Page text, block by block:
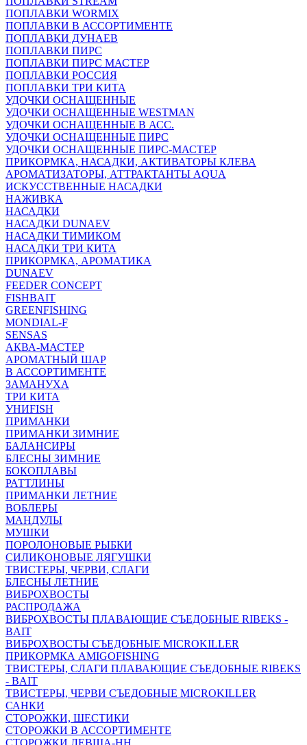
ПОПЛАВКИ WORMIX
ПОПЛАВКИ В АССОРТИМЕНТЕ
ПОПЛАВКИ ДУНАЕВ
ПОПЛАВКИ ПИРС
ПОПЛАВКИ ПИРС МАСТЕР
ПОПЛАВКИ РОССИЯ
ПОПЛАВКИ ТРИ КИТА
УДОЧКИ ОСНАЩЕННЫЕ
УДОЧКИ ОСНАЩЕННЫЕ WESTMAN
УДОЧКИ ОСНАЩЕННЫЕ В АСС.
УДОЧКИ ОСНАЩЕННЫЕ ПИРС
УДОЧКИ ОСНАЩЕННЫЕ ПИРС-МАСТЕР
ПРИКОРМКА, НАСАДКИ, АКТИВАТОРЫ КЛЕВА
АРОМАТИЗАТОРЫ, АТТРАКТАНТЫ AQUA
ИСКУССТВЕННЫЕ НАСАДКИ
НАЖИВКА
НАСАДКИ
НАСАДКИ DUNAEV
НАСАДКИ ТИМИКОМ
НАСАДКИ ТРИ КИТА
ПРИКОРМКА, АРОМАТИКА
DUNAEV
FEEDER CONCEPT
FISHBAIT
GREENFISHING
MONDIAL-F
SENSAS
АКВА-МАСТЕР
АРОМАТНЫЙ ШАР
В АССОРТИМЕНТЕ
ЗАМАНУХА
ТРИ КИТА
УНИFISH
ПРИМАНКИ
ПРИМАНКИ ЗИМНИЕ
БАЛАНСИРЫ
БЛЕСНЫ ЗИМНИЕ
БОКОПЛАВЫ
РАТТЛИНЫ
ПРИМАНКИ ЛЕТНИЕ
ВОБЛЕРЫ
МАНДУЛЫ
МУШКИ
ПОРОЛОНОВЫЕ РЫБКИ
СИЛИКОНОВЫЕ ЛЯГУШКИ
ТВИСТЕРЫ, ЧЕРВИ, СЛАГИ
БЛЕСНЫ ЛЕТНИЕ
ВИБРОХВОСТЫ
РАСПРОДАЖА
ВИБРОХВОСТЫ ПЛАВАЮЩИЕ СЪЕДОБНЫЕ RIBEKS -
BAIT
ВИБРОХВОСТЫ СЪЕДОБНЫЕ MICROKILLER
ПРИКОРМКА AMIGOFISHING
ТВИСТЕРЫ, СЛАГИ ПЛАВАЮЩИЕ СЪЕДОБНЫЕ RIBEKS
- BAIT
ТВИСТЕРЫ, ЧЕРВИ СЪЕДОБНЫЕ MICROKILLER
САНКИ
СТОРОЖКИ, ШЕСТИКИ
СТОРОЖКИ В АССОРТИМЕНТЕ
СТОРОЖКИ ЛЕВША-НН